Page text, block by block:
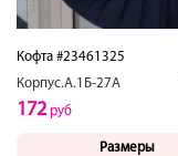
Кофта #23461325
Корпус.А.1Б-27А
172руб
Размеры